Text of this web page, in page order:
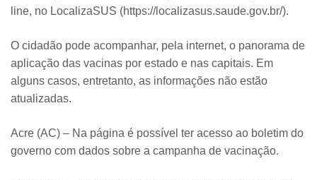
line, no LocalizaSUS (https://localizasus.saude.gov.br/).
O cidadão pode acompanhar, pela internet, o panorama de
aplicação das vacinas por estado e nas capitais. Em
alguns casos, entretanto, as informações não estão
atualizadas.
Acre (AC) – Na página é possível ter acesso ao boletim do
governo com dados sobre a campanha de vacinação.